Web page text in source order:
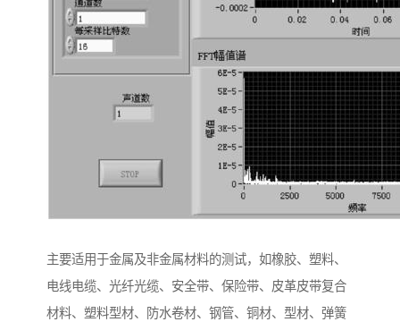
主要适用于金属及非金属材料的测试，如橡胶、塑料、
电线电缆、光纤光缆、安全带、保险带、皮革皮带复合
材料、塑料型材、防水卷材、钢管、铜材、型材、弹簧